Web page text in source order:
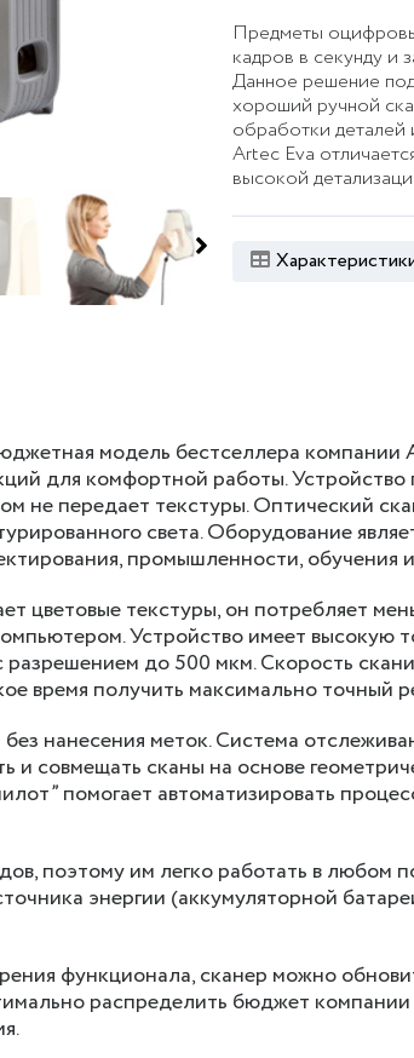
Предметы
кадров в секунду и
Данное решение
хороший ручной
обработки деталей
Artec Eva
высокой
модель бестселлера компании
для комфортной работы.
не передает текстуры. Оптический
света. Оборудование
промышленности, обучения
цветовые текстуры, он потребляет
Устройство имеет высокую
разрешением до 500 мкм. Скорость
время получить максимально точный
нанесения меток. Система
и совмещать сканы на основе
помогает автоматизировать
поэтому им легко работать в любом
энергии (аккумуляторной
функционала, сканер можно
распределить бюджет